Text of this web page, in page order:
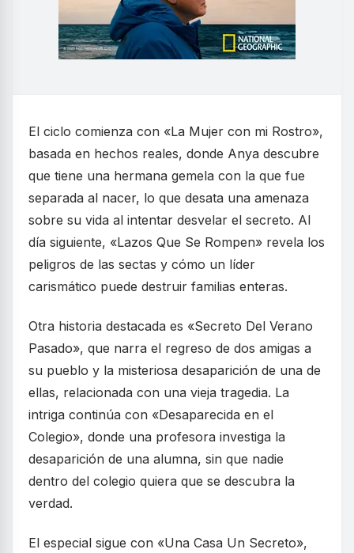
El ciclo comienza con «La Mujer con mi Rostro»,
basada en hechos reales, donde Anya descubre
que tiene una hermana gemela con la que fue
separada al nacer, lo que desata una amenaza
sobre su vida al intentar desvelar el secreto. Al
día siguiente, «Lazos Que Se Rompen» revela los
peligros de las sectas y cómo un líder
carismático puede destruir familias enteras.
Otra historia destacada es «Secreto Del Verano
Pasado», que narra el regreso de dos amigas a
su pueblo y la misteriosa desaparición de una de
ellas, relacionada con una vieja tragedia. La
intriga continúa con «Desaparecida en el
Colegio», donde una profesora investiga la
desaparición de una alumna, sin que nadie
dentro del colegio quiera que se descubra la
verdad.
El especial sigue con «Una Casa Un Secreto»,